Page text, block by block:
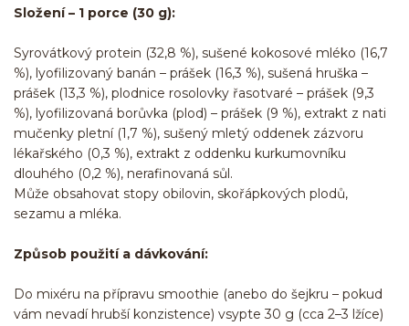
Složení – 1 porce (30 g):
Syrovátkový protein (32,8 %), sušené kokosové mléko (16,7
%), lyofilizovaný banán – prášek (16,3 %), sušená hruška –
prášek (13,3 %), plodnice rosolovky řasotvaré – prášek (9,3
%), lyofilizovaná borůvka (plod) – prášek (9 %), extrakt z nati
mučenky pletní (1,7 %), sušený mletý oddenek zázvoru
lékařského (0,3 %), extrakt z oddenku kurkumovníku
dlouhého (0,2 %), nerafinovaná sůl.
Může obsahovat stopy obilovin, skořápkových plodů,
sezamu a mléka.
Způsob použití a dávkování:
Do mixéru na přípravu smoothie (anebo do šejkru – pokud
vám nevadí hrubší konzistence) vsypte 30 g (cca 2–3 lžíce)